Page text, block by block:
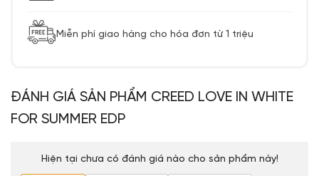
Miễn phí giao hàng cho hóa đơn từ 1 triệu
ĐÁNH GIÁ SẢN PHẨM CREED LOVE IN WHITE
FOR SUMMER EDP
Hiện tại chưa có đánh giá nào cho sản phẩm này!